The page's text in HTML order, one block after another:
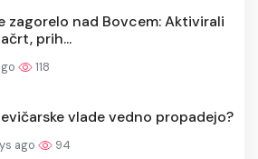
zagorelo nad Bovcem: Aktivirali
prih...
118
vlade vedno propadejo?
ago 94